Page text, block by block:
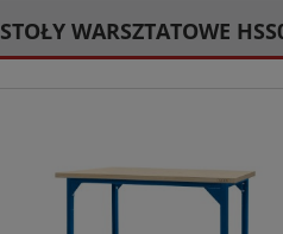
STOŁY WARSZTATOWE